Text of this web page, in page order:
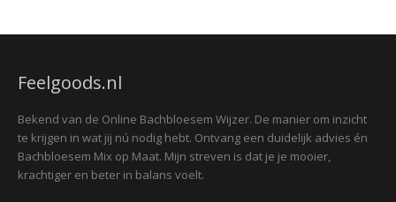
Feelgoods.nl
Bekend van de Online Bachbloesem Wijzer. De manier om inzicht
te krijgen in wat jij nú nodig hebt. Ontvang een duidelijk advies én
Bachbloesem Mix op Maat. Mijn streven is dat je je mooier,
krachtiger en beter in balans voelt.